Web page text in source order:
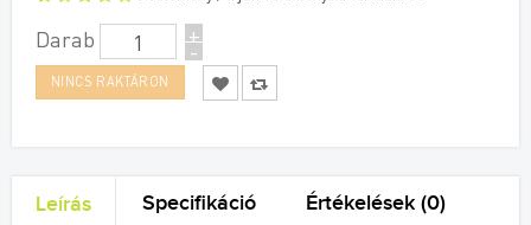
Darab +
-
Leírás Specifikáció Értékelések (0)